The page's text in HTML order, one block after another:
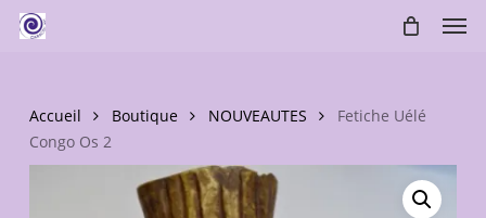
main
Accueil Boutique NOUVEAUTES
Fetiche Uélé
Congo Os 2